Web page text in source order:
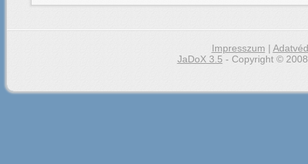
Impresszum |
JaDoX 3.5 - Copyright ©